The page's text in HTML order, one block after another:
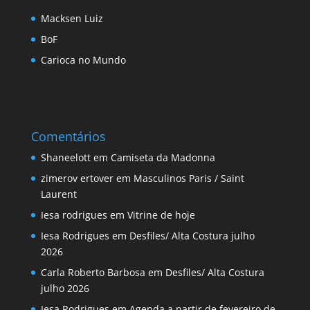
Macksen Luiz
BoF
Carioca no Mundo
Comentários
Shaneelottem Camiseta da Madonna
zimerov ertoverem Masculinos Paris / Saint
Laurent
Iesa rodrigues em Vitrine de hoje
Iesa Rodrigues em Desfiles/ Alta Costura julho
2026
Carla Roberto Barbosa em Desfiles/ Alta Costura
julho 2026